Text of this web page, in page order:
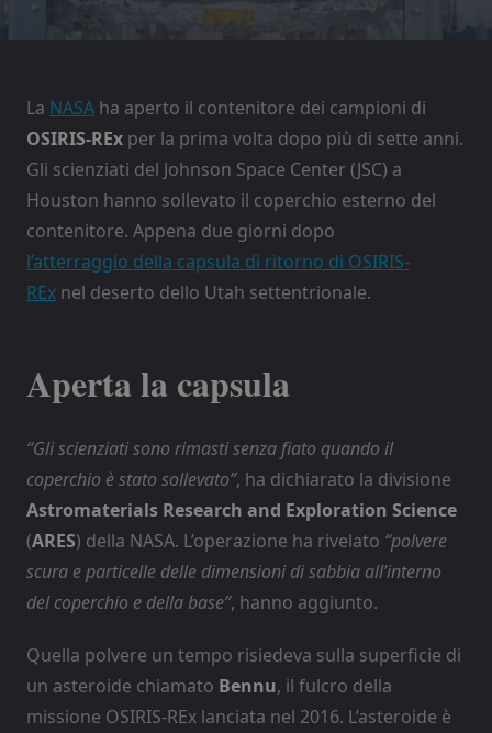
La NASA ha aperto il contenitore dei campioni di
OSIRIS-REx per la prima volta dopo più di sette anni.
Gli scienziati del Johnson Space Center (JSC) a
Houston hanno sollevato il coperchio esterno del
contenitore. Appena due giorni dopo
l’atterraggio della capsula di ritorno di OSIRIS-
REx nel deserto dello Utah settentrionale.
Aperta la capsula
“Gli scienziati sono rimasti senza fiato quando il
coperchio è stato sollevato”, ha dichiarato la divisione
Astromaterials Research and Exploration Science
(ARES) della NASA. L’operazione ha rivelato “polvere
scura e particelle delle dimensioni di sabbia all’interno
del coperchio e della base”, hanno aggiunto.
Quella polvere un tempo risiedeva sulla superficie di
un asteroide chiamato Bennu, il fulcro della
missione OSIRIS-REx lanciata nel 2016. L’asteroide è